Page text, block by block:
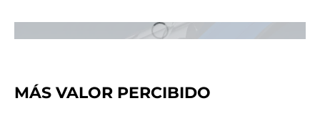
MÁS VALOR PERCIBIDO